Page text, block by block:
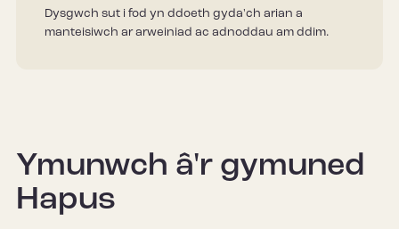
Dysgwch sut i fod yn ddoeth gyda'ch arian a
manteisiwch ar arweiniad ac adnoddau am ddim.
Ymunwch â'r gymuned
Hapus